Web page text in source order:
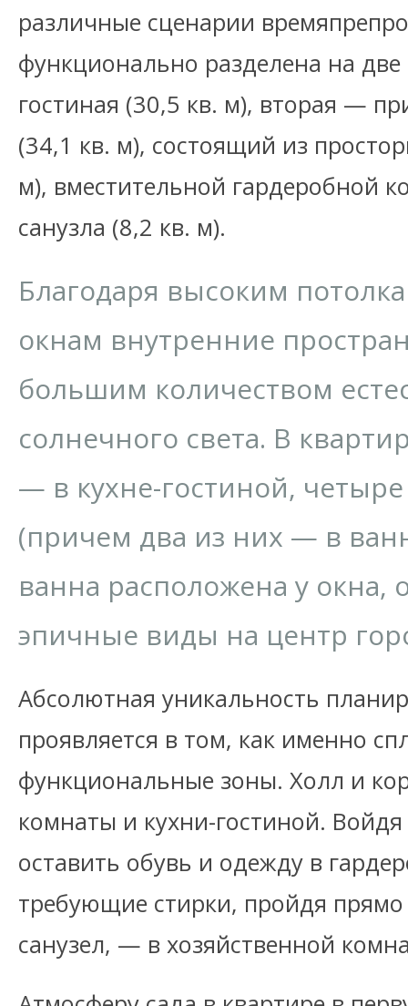
различные сценарии
функционально разделена на
гостиная (30,5 кв. м), вторая —
(34,1 кв. м), состоящий из
м), вместительной гардеробной
санузла (8,2 кв. м).
Благодаря высоким
окнам внутренние
большим количеством
солнечного света. В
— в кухне-гостиной,
(причем два из них — в
ванна расположена у окна,
эпичные виды на центр
Абсолютная уникальность
проявляется в том, как именно
функциональные зоны. Холл и
комнаты и кухни-гостиной.
оставить обувь и одежду в
требующие стирки, пройдя прямо
санузел, — в хозяйственной